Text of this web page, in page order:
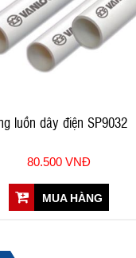
luồn dây điện SP9032
80.500 VNĐ
MUA HÀNG